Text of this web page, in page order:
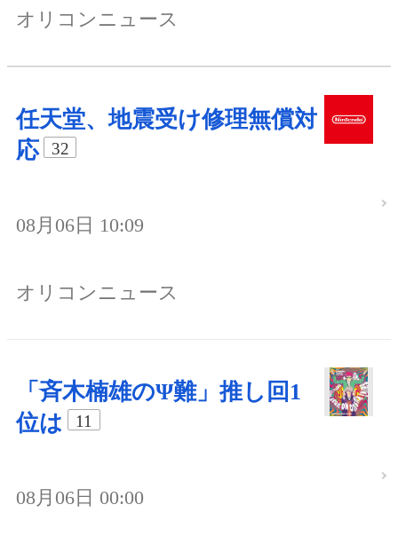
オリコンニュース
任天堂、地震受け修理無償対
応
32
08月06日 10:09
オリコンニュース
「斉木楠雄のΨ難」推し回1
位は
11
08月06日 00:00